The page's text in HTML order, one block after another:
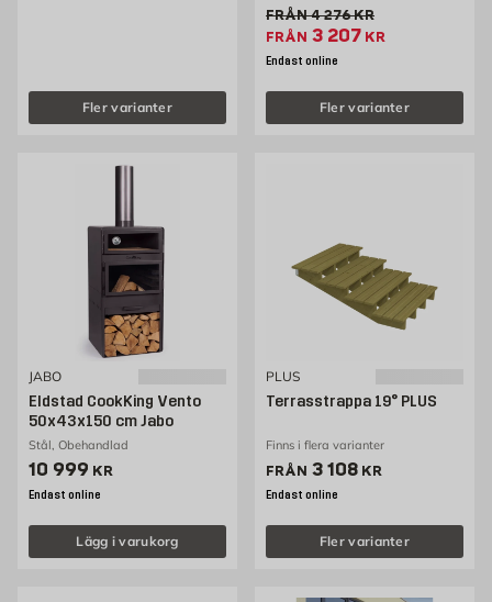
Fler varianter
FRÅNGammalt pris 4276 kr
4 276KR
FRÅN Extrapris 3207 kr
3 207 KR
Endast online
Fler varianter
JABO
Eldstad CookKing Vento
50x43x150 cm Jabo
Stål, Obehandlad
Pris 10999 kr
10 999 KR
Endast online
Lägg i varukorg
PLUS
Terrasstrappa 19° PLUS
Finns i flera varianter
FRÅN Pris 3108 kr
3 108 KR
Endast online
Fler varianter